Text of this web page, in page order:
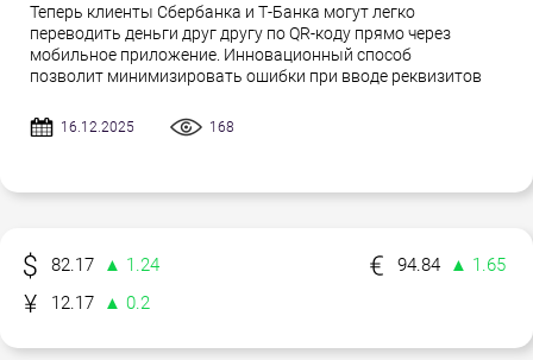
Теперь клиенты Сбербанка и Т-Банка могут легко
переводить деньги друг другу по QR-коду прямо через
мобильное приложение. Инновационный способ
позволит минимизировать ошибки при вводе реквизитов
16.12.2025 168
82.17 ▲ 1.24 94.84
▲ 1.65
12.17
▲ 0.2